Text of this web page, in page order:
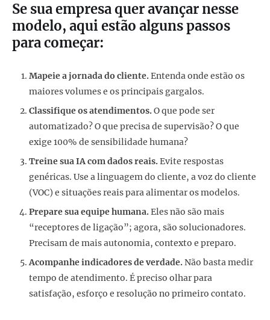
Se sua empresa quer avançar nesse
modelo, aqui estão alguns passos
para começar:
Mapeie a jornada do cliente.Entenda onde estão os
maiores volumes e os principais gargalos.
Classifique os atendimentos.O que pode ser
automatizado? O que precisa de supervisão? O que
exige 100% de sensibilidade humana?
Treine sua IA com dados reais.Evite respostas
genéricas. Use a linguagem do cliente, a voz do cliente
(VOC) e situações reais para alimentar os modelos.
Prepare sua equipe humana.Eles não são mais
“receptores de ligação”; agora, são solucionadores.
Precisam de mais autonomia, contexto e preparo.
Acompanhe indicadores de verdade.Não basta medir
tempo de atendimento. É preciso olhar para
satisfação, esforço e resolução no primeiro contato.